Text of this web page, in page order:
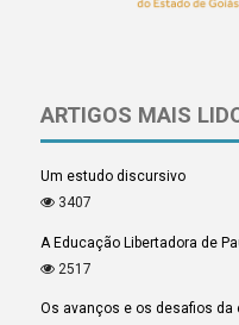
ARTIGOS MAIS
Um estudo discursivo
3407
A Educação Libertadora de
2517
Os avanços e os desafios da